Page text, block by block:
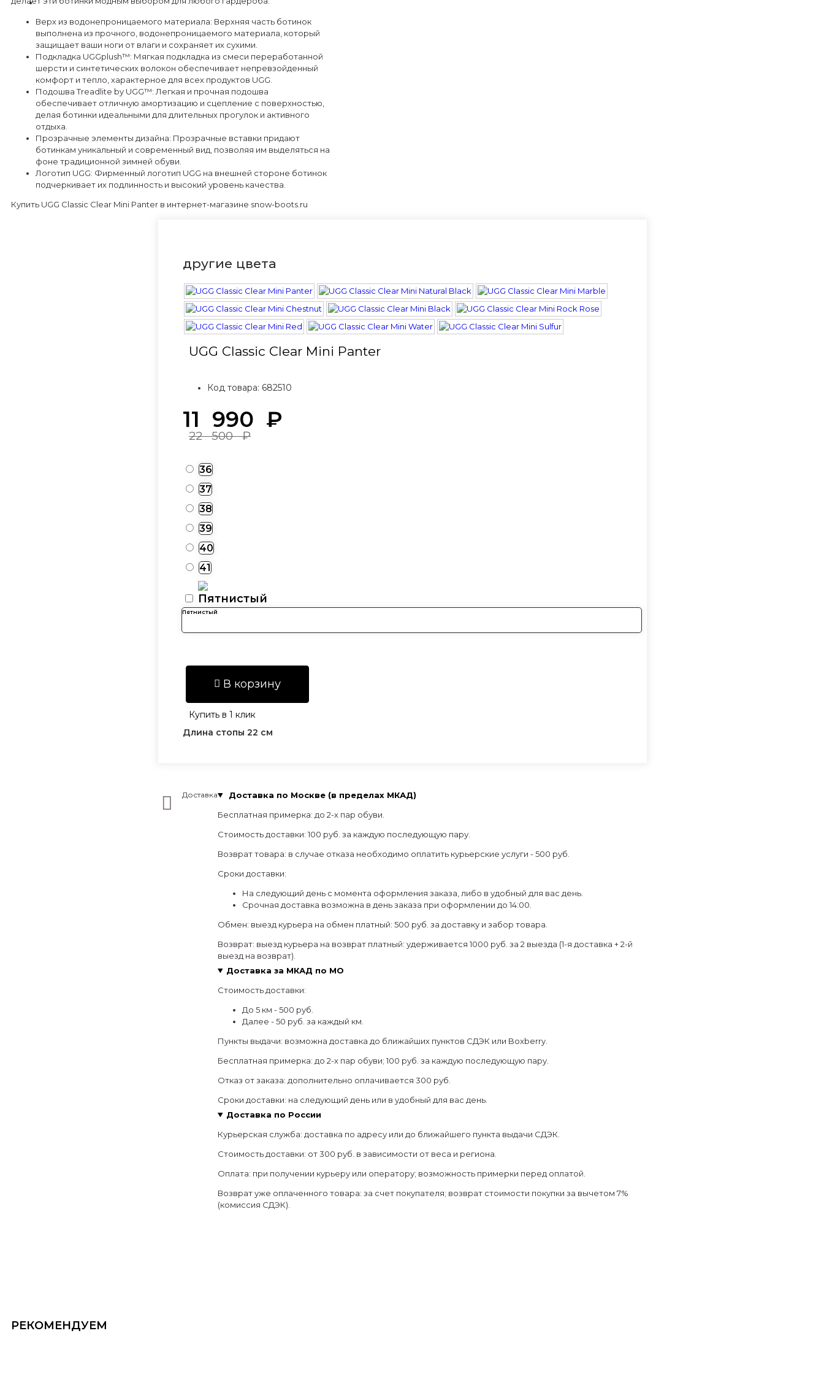
Верх из водонепроницаемого материала: Верхняя часть ботинок
выполнена из прочного, водонепроницаемого материала, который
защищает ваши ноги от влаги и сохраняет их сухими.
Подкладка UGGplush™: Мягкая подкладка из смеси переработанной
шерсти и синтетических волокон обеспечивает непревзойденный
комфорт и тепло, характерное для всех продуктов UGG.
Подошва Treadlite by UGG™: Легкая и прочная подошва
обеспечивает отличную амортизацию и сцепление с поверхностью,
делая ботинки идеальными для длительных прогулок и активного
отдыха.
Прозрачные элементы дизайна: Прозрачные вставки придают
ботинкам уникальный и современный вид, позволяя им выделяться на
фоне традиционной зимней обуви.
Логотип UGG: Фирменный логотип UGG на внешней стороне ботинок
подчеркивает их подлинность и высокий уровень качества.
Купить UGG Classic Clear Mini Panter в интернет-магазине snow-boots.ru
другие цвета
UGG Classic Clear Mini Panter
Код товара: 682510
11 990 ₽
22 500₽
36
37
38
39
40
41
Пятнистый
В корзину
Купить в 1 клик
Длина стопы 22 см
Доставка
Доставка по Москве (в пределах МКАД)
Бесплатная примерка: до 2-х пар обуви.
Стоимость доставки: 100 руб. за каждую последующую пару.
Возврат товара: в случае отказа необходимо оплатить курьерские услуги - 500 руб.
Сроки доставки:
На следующий день с момента оформления заказа, либо в удобный для вас день.
Срочная доставка возможна в день заказа при оформлении до 14:00.
Обмен: выезд курьера на обмен платный: 500 руб. за доставку и забор товара.
Возврат: выезд курьера на возврат платный: удерживается 1000 руб. за 2 выезда (1-я доставка + 2-й
выезд на возврат).
Доставка за МКАД по МО
Стоимость доставки:
До 5 км - 500 руб.
Далее - 50 руб. за каждый км.
Пункты выдачи: возможна доставка до ближайших пунктов СДЭК или Boxberry.
Бесплатная примерка: до 2-х пар обуви; 100 руб. за каждую последующую пару.
Отказ от заказа: дополнительно оплачивается 300 руб.
Сроки доставки: на следующий день или в удобный для вас день.
Доставка по России
Курьерская служба: доставка по адресу или до ближайшего пункта выдачи СДЭК.
Стоимость доставки: от 300 руб. в зависимости от веса и региона.
Оплата: при получении курьеру или оператору; возможность примерки перед оплатой.
Возврат уже оплаченного товара: за счет покупателя; возврат стоимости покупки за вычетом 7%
(комиссия СДЭК).
РЕКОМЕНДУЕМ